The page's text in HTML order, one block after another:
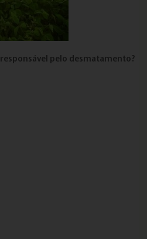
responsável pelo desmatamento?